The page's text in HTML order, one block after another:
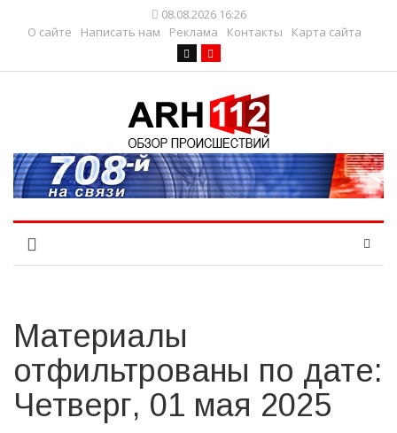
08.08.2026 16:26
О сайте
Написать нам Реклама Контакты Карта сайта
Материалы
отфильтрованы по дате:
Четверг, 01 мая 2025